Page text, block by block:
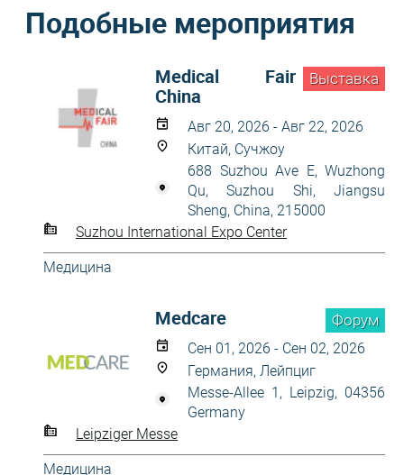
Подобные мероприятия
Выставка
Medical Fair
China
Авг 20, 2026 - Авг 22, 2026
Китай, Сучжоу
688 Suzhou Ave E, Wuzhong
Qu, Suzhou Shi, Jiangsu
Sheng, China, 215000
Suzhou International Expo Center
Медицина
Форум
Medcare
Сен 01, 2026 - Сен 02, 2026
Германия, Лейпциг
Messe-Allee 1, Leipzig, 04356
Germany
Leipziger Messe
Медицина